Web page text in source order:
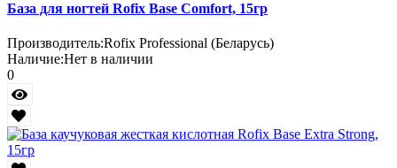
База для ногтей Rofix Base Comfort, 15гр
Производитель:Rofix Professional (Беларусь)
Наличие:Нет в наличии
0